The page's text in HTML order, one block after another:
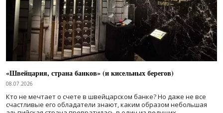
«Швейцария, страна банков» (и кисельных берегов)
08.07.2026
Кто не мечтает о счете в швейцарском банке? Но даже не все
счастливые его обладатели знают, каким образом небольшая